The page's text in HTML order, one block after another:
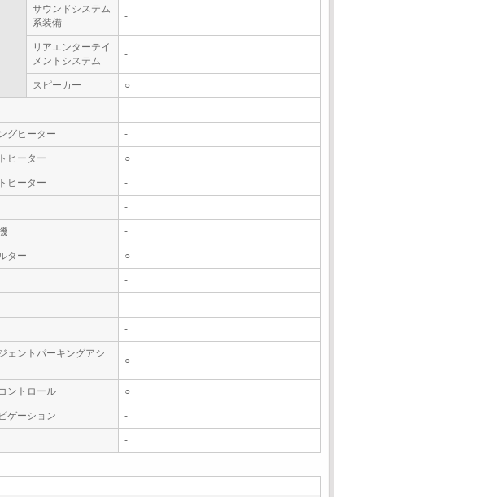
サウンドシステム
系装備
-
リアエンターテイ
メントシステム
-
スピーカー ○
-
グヒーター -
ヒーター ○
ヒーター -
-
-
ター ○
-
-
-
ェントパーキングアシ
○
ントロール ○
ゲーション -
-